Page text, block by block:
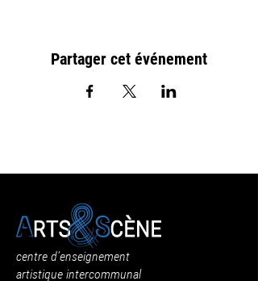
Partager cet événement
centre d’enseignement
artistique intercommunal